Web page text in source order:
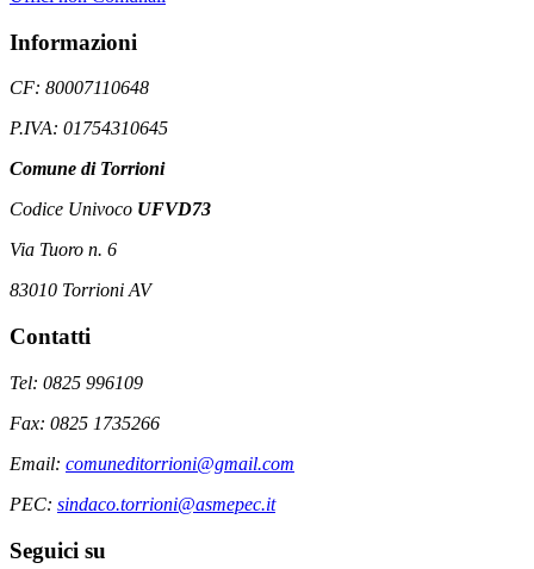
Informazioni
CF: 80007110648
P.IVA: 01754310645
Comune di Torrioni
Codice Univoco UFVD73
Via Tuoro n. 6
83010 Torrioni AV
Contatti
Tel: 0825 996109
Fax: 0825 1735266
Email: comuneditorrioni@gmail.com
PEC: sindaco.torrioni@asmepec.it
Seguici su